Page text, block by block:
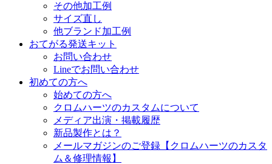
その他加工例
サイズ直し
他ブランド加工例
おてがる発送キット
お問い合わせ
Lineでお問い合わせ
初めての方へ
始めての方へ
クロムハーツのカスタムについて
メディア出演・掲載履歴
新品製作とは？
メールマガジンのご登録【クロムハーツのカスタ
ム＆修理情報】